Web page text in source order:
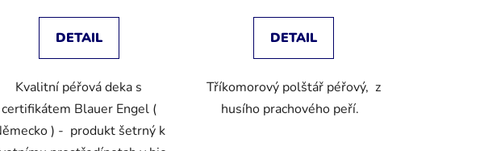
DETAIL
Kvalitní péřová deka s
certifikátem Blauer Engel (
) - produkt šetrný k
DETAIL
Tříkomorový polštář péřový, z
husího prachového peří.